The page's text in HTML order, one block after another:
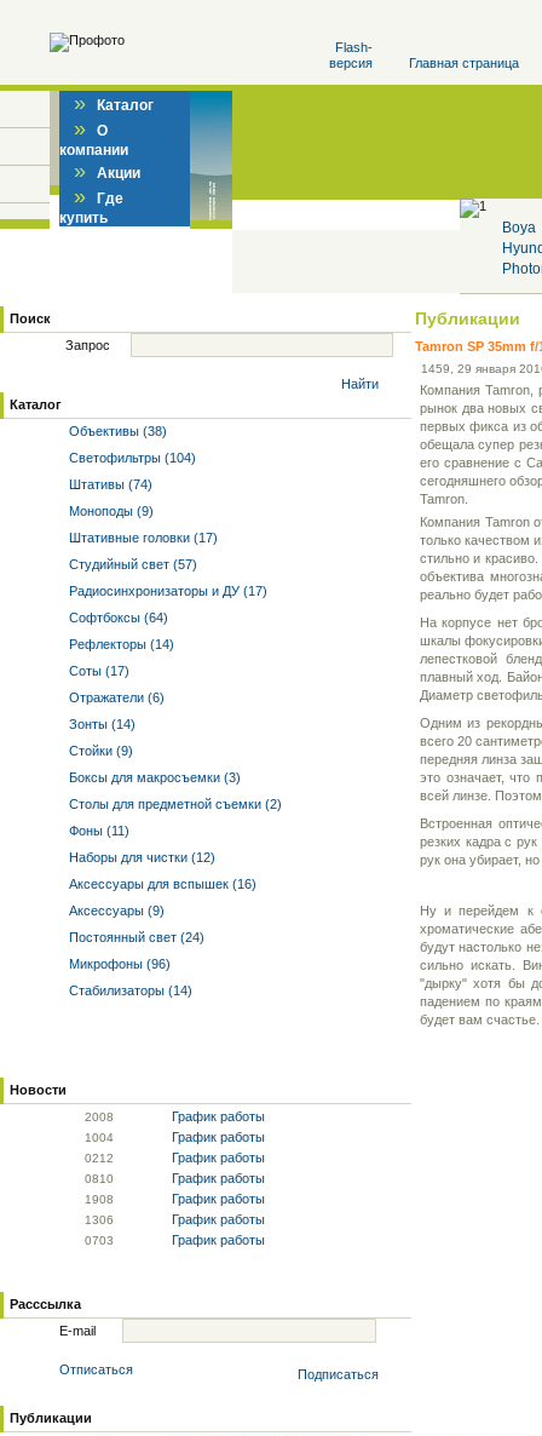
Flash-
версия
Главная страница
» Каталог
» О
компании
» Акции
» Где
купить
Boya
Поиск
Запрос
Найти
Каталог
Объективы (38)
Светофильтры (104)
Штативы (74)
Моноподы (9)
Штативные головки (17)
Студийный свет (57)
Радиосинхронизаторы и ДУ (17)
Софтбоксы (64)
Рефлекторы (14)
Соты (17)
Отражатели (6)
Зонты (14)
Стойки (9)
Боксы для макросъемки (3)
Столы для предметной съемки (2)
Фоны (11)
Наборы для чистки (12)
Аксессуары для вспышек (16)
Аксессуары (9)
Постоянный свет (24)
Микрофоны (96)
Стабилизаторы (14)
Новости
2008 График работы
1004 График работы
0212 График работы
0810 График работы
1908 График работы
1306 График работы
0703 График работы
Расссылка
E-mail
Отписаться Подписаться
Публикации
Публикации
Tamron SP 35mm
1459 , 29 января
Компания Tamron,
рынок два новых
первых фикса из
обещала супер
его сравнение с
сегодняшнего
Tamron.
Компания Tamron
только качеством
стильно и
объектива
реально будет
На корпусе нет
шкалы
лепестковой
плавный ход.
Диаметр
Одним из
всего 20
передняя линза
это означает, что
всей линзе.
Встроенная
резких кадра с
рук она убирает,
Ну и перейдем к
хроматические
будут настолько
сильно искать.
"дырку" хотя бы
падением по
будет вам счастье.